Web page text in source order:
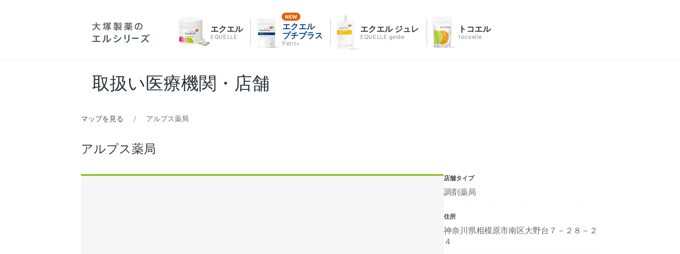
エクエル
EQUELLE
エクエル
プチプラス
Petit+
エクエル ジュレ
EQUELLE gelée
トコエル
tocoelle
取扱い医療機関・店舗
マップを見る アルプス薬局
アルプス薬局
店舗タイプ
調剤薬局
住所
神奈川県相模原市南区大野台７－２８－２
４